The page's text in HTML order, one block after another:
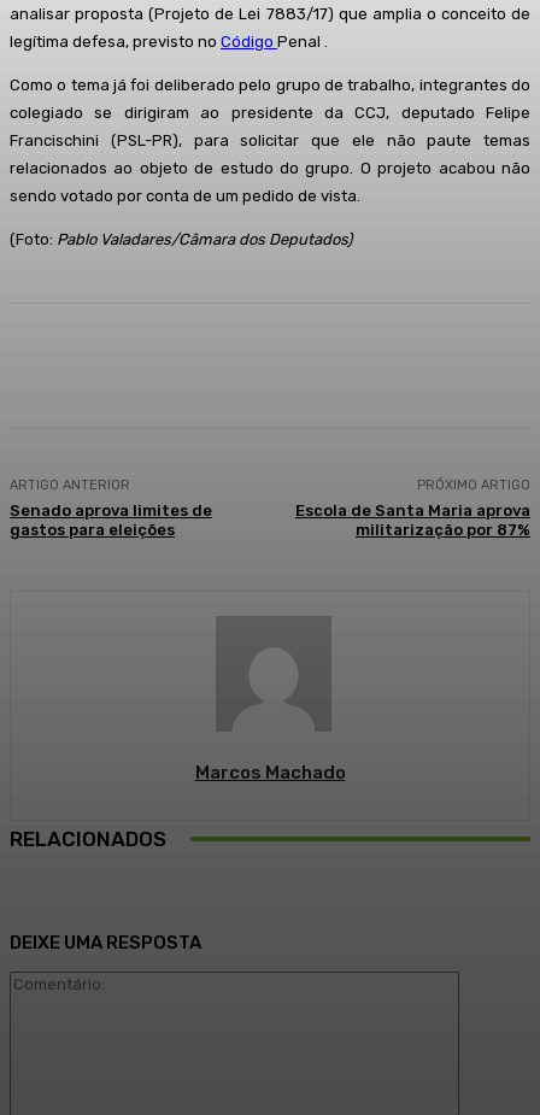
analisar proposta (Projeto de Lei 7883/17) que amplia o conceito de
legítima defesa, previsto no Código Penal .
Como o tema já foi deliberado pelo grupo de trabalho, integrantes do
colegiado se dirigiram ao presidente da CCJ, deputado Felipe
Francischini (PSL-PR), para solicitar que ele não paute temas
relacionados ao objeto de estudo do grupo. O projeto acabou não
sendo votado por conta de um pedido de vista.
(Foto: Pablo Valadares/Câmara dos Deputados)
ARTIGO ANTERIOR
Senado aprova limites de
gastos para eleições
PRÓXIMO ARTIGO
Escola de Santa Maria aprova
militarização por 87%
Marcos Machado
RELACIONADOS
DEIXE UMA RESPOSTA